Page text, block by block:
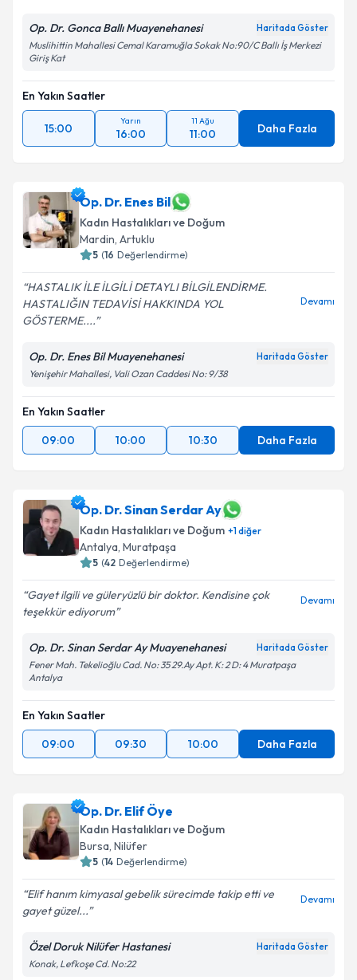
Op. Dr. Gonca Ballı Muayenehanesi Haritada Göster
Muslihittin Mahallesi Cemal Karamuğla Sokak No:90/C Ballı İş Merkezi
Giriş Kat
En Yakın Saatler
15:00
Yarın
16:00
11 Ağu
11:00 Daha Fazla
Op. Dr. Enes Bil
Kadın Hastalıkları ve Doğum
Mardin, Artuklu
5 (16 Değerlendirme)
HASTALIK İLE İLGİLİ DETAYLI BİLGİLENDİRME.
HASTALIĞIN TEDAVİSİ HAKKINDA YOL
GÖSTERME....
Devamı
Op. Dr. Enes Bil Muayenehanesi Haritada Göster
Yenişehir Mahallesi, Vali Ozan Caddesi No: 9/38
En Yakın Saatler
09:00
10:00 10:30 Daha Fazla
Op. Dr. Sinan Serdar Ay
Kadın Hastalıkları ve Doğum +1diğer
Antalya, Muratpaşa
5 (42 Değerlendirme)
Gayet ilgili ve güleryüzlü bir doktor. Kendisine çok
teşekkür ediyorum
Devamı
Op. Dr. Sinan Serdar Ay Muayenehanesi Haritada Göster
Fener Mah. Tekelioğlu Cad. No: 35 29.Ay Apt. K: 2 D: 4 Muratpaşa
Antalya
En Yakın Saatler
09:00
09:30 10:00 Daha Fazla
Op. Dr. Elif Öye
Kadın Hastalıkları ve Doğum
Bursa, Nilüfer
5 (14 Değerlendirme)
Elif hanım kimyasal gebelik sürecimde takip etti ve
gayet güzel...
Devamı
Özel Doruk Nilüfer Hastanesi Haritada Göster
Konak, Lefkoşe Cd. No:22